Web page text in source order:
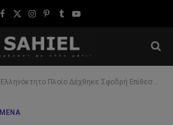
Facebook
X
Instagram
Pinterest
TumblrYouTube
Ελληνόκτητο Πλοίο Δέχθηκε Σφοδρή Επίθεση στην Υεμένη – Σκηνές Πολέμου στη Θάλασσα της Ερυθράς